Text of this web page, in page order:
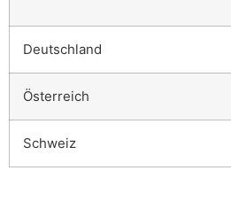
Deutschland
Österreich
Schweiz